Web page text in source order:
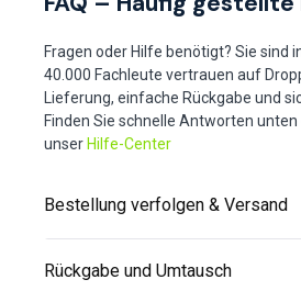
Fragen oder Hilfe benötigt? Sie sind
40.000 Fachleute vertrauen auf
Lieferung, einfache Rückgabe und
Finden Sie schnelle Antworten
unser Hilfe-Center
Bestellung verfolgen & Versand
Rückgabe und Umtausch